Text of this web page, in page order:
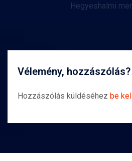
Hegyeshalmi
Vélemény, hozzászólás?
Hozzászólás küldéséhez be